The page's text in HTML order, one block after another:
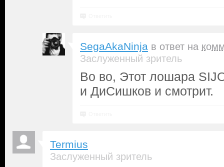
SegaAkaNinja в ответ на
Заслуженный зритель
Во во, Этот лошара
и ДиСишков и смотрит.
Termius
Заслуженный зритель